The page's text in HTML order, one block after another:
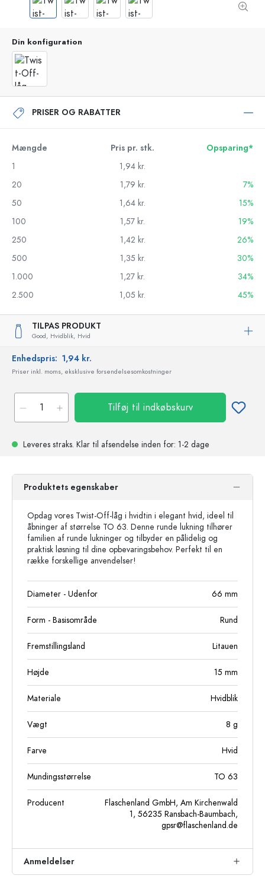
Din konfiguration
PRISER OG RABATTER
Mængde Pris pr. stk.
Opsparing*
1
1,94 kr.
20
1,79 kr.
7%
50
1,64 kr.
15%
100
1,57 kr.
19%
250
1,42 kr.
26%
500
1,35 kr.
30%
1.000
1,27 kr.
34%
2.500
1,05 kr. 45%
TILPAS PRODUKT
Good, Hvidblik, Hvid
Enhedspris: 1,94 kr.
Priser inkl. moms, eksklusive forsendelsesomkostninger
Tilføj til indkøbskurv
Leveres straks. Klar til afsendelse inden for: 1-2 dage
Produktets egenskaber
Opdag vores Twist-Off-låg i hvidtin i elegant hvid, ideel til
åbninger af størrelse TO 63. Denne runde lukning tilhører
familien af runde lukninger og tilbyder en pålidelig og
praktisk løsning til dine opbevaringsbehov. Perfekt til en
række forskellige anvendelser!
Diameter - Udenfor 66 mm
Form - Basisområde Rund
Fremstillingsland Litauen
Højde 15 mm
Materiale Hvidblik
Vægt 8 g
Farve Hvid
Mundingsstørrelse TO 63
Producent
Flaschenland GmbH, Am Kirchenwald
1, 56235 Ransbach-Baumbach,
gpsr@flaschenland.de
Anmeldelser